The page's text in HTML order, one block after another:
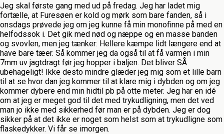
Jeg skal første gang med ud på fredag. Jeg har ladet mig
fortælle, at Furesøen er kold og mørk som bare fanden, så i
onsdags prøvede jeg om jeg kunne få min monofinne på med en
helfodssok i. Det gik med nød og næppe og en masse banden
og svovlen, men jeg tænker: Hellere kæmpe lidt længere end at
have bare tæer. Så kommer jeg da også til at få varmen i min
7mm uv jagtdragt før jeg hopper i baljen. Det bliver SÅ
ubehageligt! Ikke desto mindre glæder jeg mig som et lille barn
til at se hvor dan jeg kommer til at klare mig i dybden og om jeg
kommer dybere end min hidtil pb på otte meter. Jeg har en idé
om at jeg er meget god til det med trykudligning, men det ved
man jo ikke med sikkerhed før man er på dybden. Jeg er dog
sikker på at det ikke er noget som helst som at trykudligne som
flaskedykker. Vi får se imorgen.